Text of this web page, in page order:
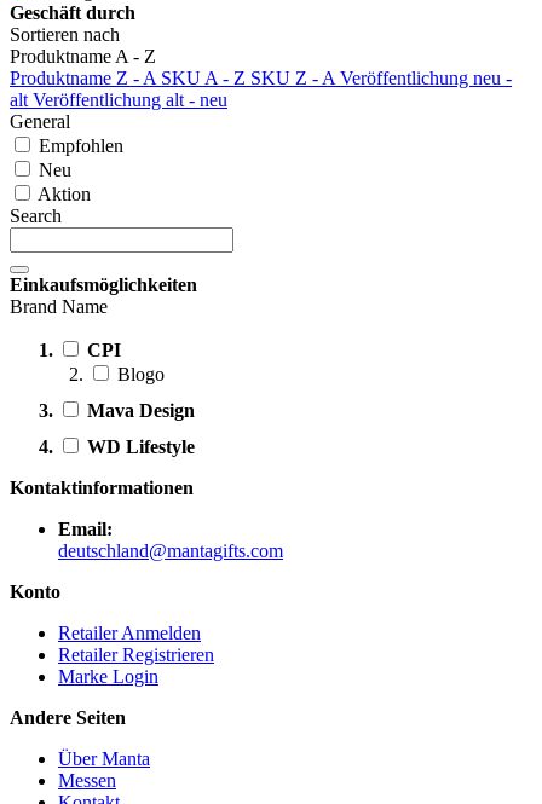
Geschäft durch
Sortieren nach
Produktname A - Z
Produktname Z - A SKU A - Z SKU Z - A Veröffentlichung neu -
alt Veröffentlichung alt - neu
General
Empfohlen
Neu
Aktion
Search
Einkaufsmöglichkeiten
Brand Name
CPI
Blogo
Mava Design
WD Lifestyle
Kontaktinformationen
Email:
deutschland@mantagifts.com
Konto
Retailer Anmelden
Retailer Registrieren
Marke Login
Andere Seiten
Über Manta
Messen